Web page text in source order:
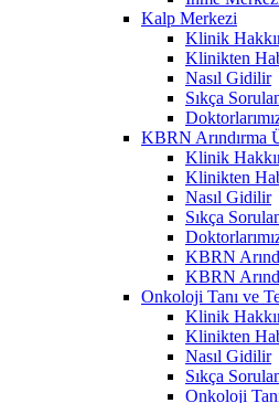
Kalp Merkezi
Klinik
Klinikten
Nasıl Gidilir
Sıkça
KBRN Arındırma
Klinik
Klinikten
Nasıl Gidilir
Sıkça
KBRN
KBRN
Onkoloji Tanı ve
Klinik
Klinikten
Nasıl Gidilir
Sıkça
Onkoloji